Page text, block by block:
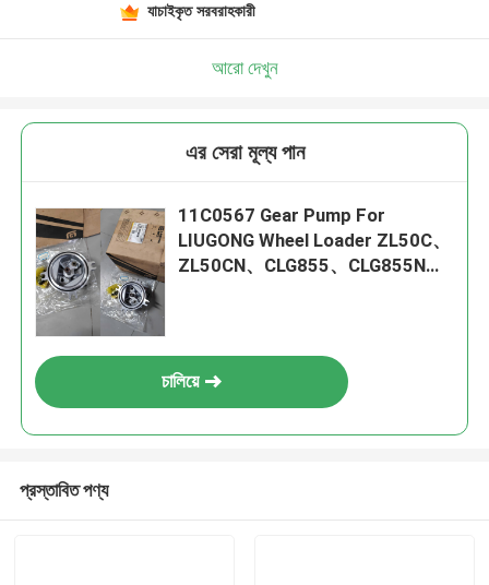
যাচাইকৃত সরবরাহকারী
আরো দেখুন
এর সেরা মূল্য পান
11C0567 Gear Pump For
LIUGONG Wheel Loader ZL50C、
ZL50CN、CLG855、CLG855N、
চালিয়ে
প্রস্তাবিত পণ্য